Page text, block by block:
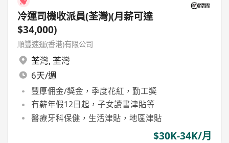
冷運司機收派員(荃灣)(月薪可達
$34,000)
順豐速運(香港)有限公司
荃灣, 荃灣
6天/週
豐厚佣金/獎金，季度花紅，勤工獎
有薪年假12日起，子女讀書津貼等
醫療牙科保健，生活津貼，地區津貼
$30K-34K/月